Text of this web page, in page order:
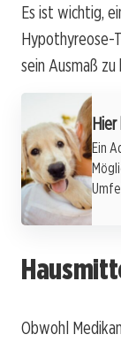
Es ist wichtig,
Hypothyreose-
sein Ausmaß
Ein
Obwohl